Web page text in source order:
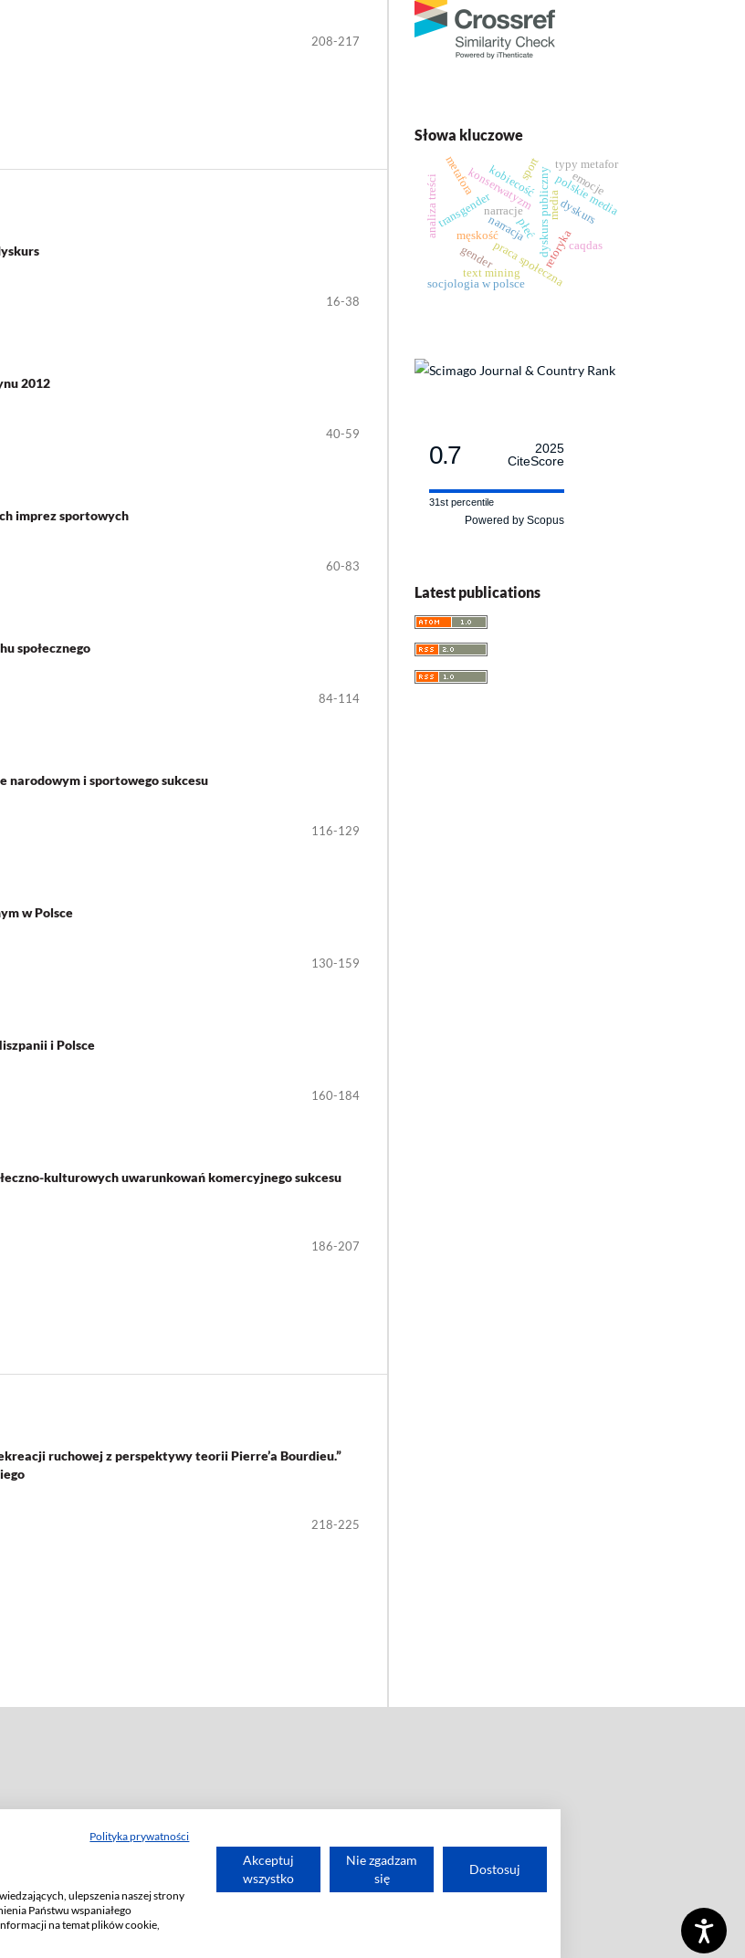
Polityka prywatności
ulepszenia naszej strony
Państwu wspaniałego
na temat plików cookie,
Akceptuj
wszystko
Nie zgadzam
się
Dostosuj
208-217
16-38
2012
40-59
imprez sportowych
60-83
społecznego
84-114
narodowym i sportowego sukcesu
116-129
w Polsce
130-159
i Polsce
160-184
kulturowych uwarunkowań komercyjnego sukcesu
186-207
ruchowej z perspektywy teorii Pierre’a Bourdieu.”
218-225
Słowa kluczowe
konserwatyzmdyskurs publiczny
retoryka
narracje media
narracja
praca społeczna
męskość
kobiecość
płeć
gender
transgender polskie media
sport
dyskurs
caqdas
analiza treści
text mining
socjologia w polsce
metafora typy metafor
emocje
0.7
2025
CiteScore
31st percentile
Powered by Scopus
Latest publications